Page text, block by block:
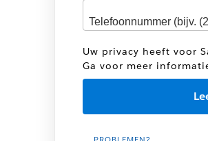
Uw privacy heeft voor
Ga voor meer